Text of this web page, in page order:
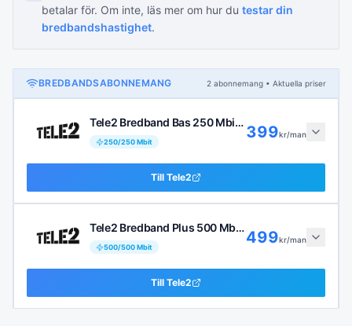
betalar för. Om inte, läs mer om hur du testar din
bredbandshastighet.
BREDBANDSABONNEMANG 2 abonnemang • Aktuella priser
Tele2 Bredband Bas 250 Mbit/s
250/250Mbit
399kr/man
Till Tele2
Tele2 Bredband Plus 500 Mbit/s
500/500Mbit
499kr/man
Till Tele2